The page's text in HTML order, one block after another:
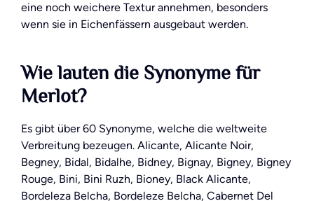
eine noch weichere Textur annehmen, besonders
wenn sie in Eichenfässern ausgebaut werden.
Wie lauten die Synonyme für
Merlot?
Es gibt über 60 Synonyme, welche die weltweite
Verbreitung bezeugen. Alicante, Alicante Noir,
Begney, Bidal, Bidalhe, Bidney, Bignay, Bigney, Bigney
Rouge, Bini, Bini Ruzh, Bioney, Black Alicante,
Bordeleza Belcha, Bordeleze Belcha, Cabernet Del